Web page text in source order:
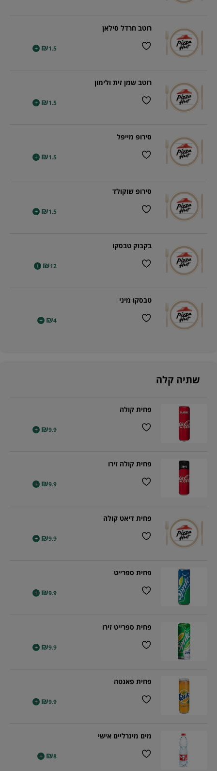
רוטב חרדל סילאן
₪1.5
+
רוטב שמן זית ולימון
₪1.5
+
סירופ מייפל
₪1.5
+
סירופ שוקולד
₪1.5
+
בקבוק טבסקו
₪12
+
טבסקו מיני
₪4
+
שתיה קלה
פחית קולה
₪9.9
+
פחית קולה זירו
₪9.9
+
פחית דיאט קולה
₪9.9
+
פחית ספרייט
₪9.9
+
פחית ספרייט זירו
₪9.9
+
פחית פאנטה
₪9.9
+
מים מינרליים אישי
₪8
+